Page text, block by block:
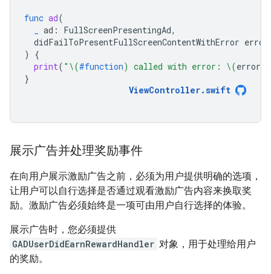
func ad(
ad : FullScreenPresentingAd,
didFailToPresentFullScreenContentWithError error
)
{
print( " \(#function) called with error: \(error
}
ViewController.swift
展示广告并处理奖励事件
在向用户展示激励广告之前，必须为用户提供明确的选项，
让用户可以自行选择是否通过观看激励广告内容来换取奖
励。激励广告必须始终是一项可由用户自行选择的体验。
展示广告时，您必须提供
GADUserDidEarnRewardHandler 对象，用于处理给用户
的奖励。